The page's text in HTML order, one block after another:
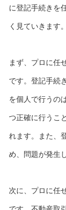
に登記手続きを
く見ていきます。
まず、プロに任
です。登記手続
を個人で行うの
つ正確に行うこ
れます。また、
め、問題が発生
次に、プロに任